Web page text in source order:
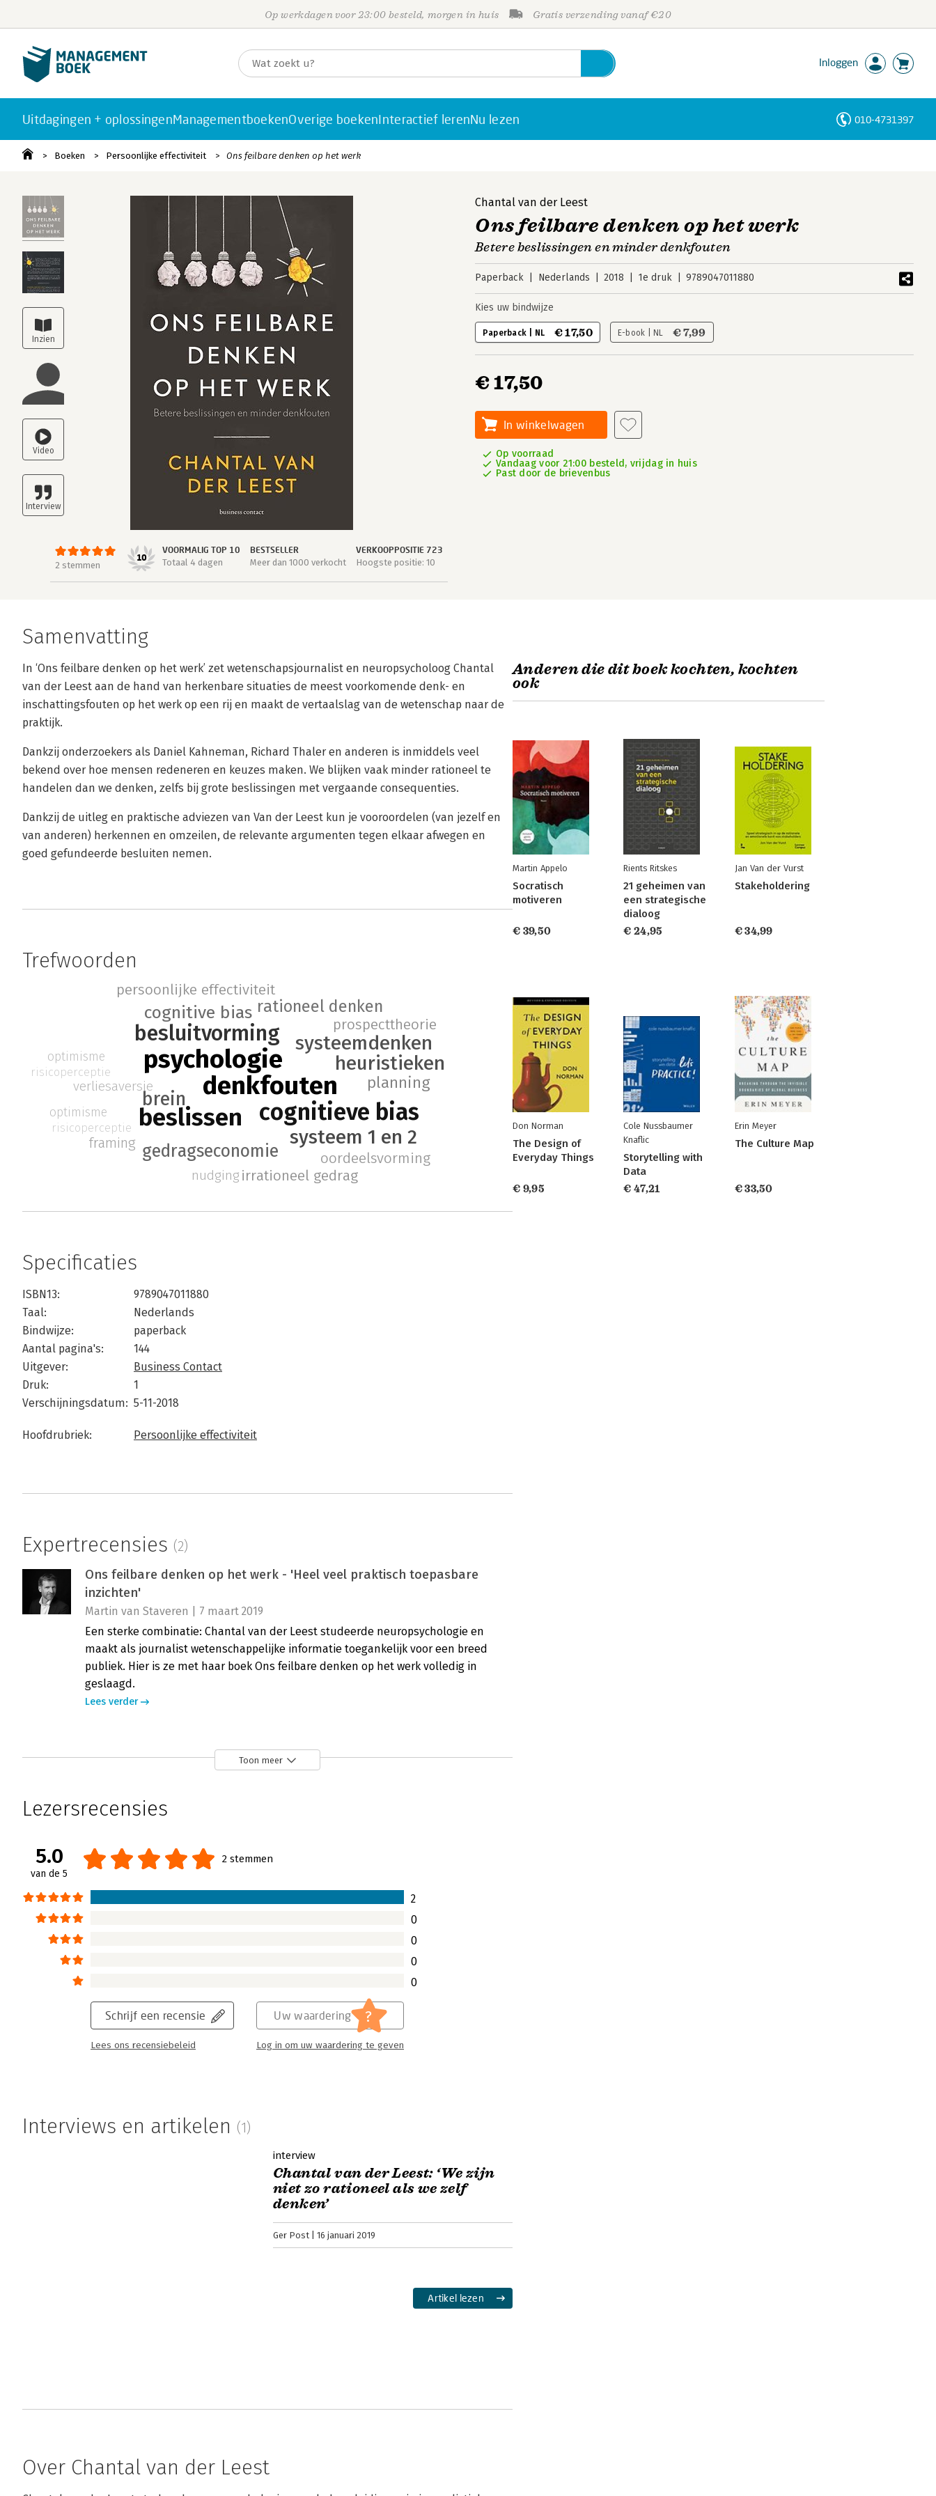
Op werkdagen voor 23:00 besteld, morgen in huis Gratis verzending vanaf €20
Inloggen
Uitdagingen + oplossingenManagementboekenOverige boekenInteractief lerenNu lezen 010-4731397
Boeken Persoonlijke effectiviteit Ons feilbare denken op het werk
2 stemmen
10
VOORMALIG TOP 10
Totaal 4 dagen
BESTSELLER
Meer dan 1000 verkocht
VERKOOPPOSITIE 723
Hoogste positie: 10
Chantal van der Leest
Ons feilbare denken op het werk
Betere beslissingen en minder denkfouten
Paperback Nederlands 2018 1e druk 9789047011880
Kies uw bindwijze
Paperback | NL € 17,50 E-book | NL € 7,99
€ 17,50
In winkelwagen
Op voorraad
Vandaag voor 21:00 besteld, vrijdag in huis
Past door de brievenbus
Samenvatting
In ‘Ons feilbare denken op het werk’ zet wetenschapsjournalist en neuropsycholoog Chantal
van der Leest aan de hand van herkenbare situaties de meest voorkomende denk- en
inschattingsfouten op het werk op een rij en maakt de vertaalslag van de wetenschap naar de
praktijk.
Dankzij onderzoekers als Daniel Kahneman, Richard Thaler en anderen is inmiddels veel
bekend over hoe mensen redeneren en keuzes maken. We blijken vaak minder rationeel te
handelen dan we denken, zelfs bij grote beslissingen met vergaande consequenties.
Dankzij de uitleg en praktische adviezen van Van der Leest kun je vooroordelen (van jezelf en
van anderen) herkennen en omzeilen, de relevante argumenten tegen elkaar afwegen en
goed gefundeerde besluiten nemen.
Trefwoorden
denkfouten
psychologie
cognitieve bias
beslissen
besluitvorming systeemdenken
heuristieken
systeem 1 en 2
gedragseconomie
brein
cognitive bias
planning
rationeel denken
prospecttheorie
oordeelsvorming
irrationeel gedrag
persoonlijke effectiviteit
verliesaversie
nudging
framing
risicoperceptie
optimisme
risicoperceptie
optimisme
Specificaties
ISBN13:
9789047011880
Taal:
Nederlands
Bindwijze:
paperback
Aantal pagina's:
144
Uitgever:
Business Contact
Druk:
1
Verschijningsdatum: 5-11-2018
Hoofdrubriek: Persoonlijke effectiviteit
Expertrecensies (2)
Ons feilbare denken op het werk - 'Heel veel praktisch toepasbare
inzichten'
Martin van Staveren | 7 maart 2019
Een sterke combinatie: Chantal van der Leest studeerde neuropsychologie en
maakt als journalist wetenschappelijke informatie toegankelijk voor een breed
publiek. Hier is ze met haar boek Ons feilbare denken op het werk volledig in
geslaagd.
Lees verder
Ons feilbare denken op het werk - 'Een goede weergave'
gaan lezen. De ondertitel 'betere beslissingen en minder denkfouten' geeft een
Lees verder
Toon meer
Lezersrecensies
5.0
van de 5
2 stemmen
2
0
0
0
0
Schrijf een recensie
Lees ons recensiebeleid
Uw waardering ?
Log in om uw waardering te geven
Interviews en artikelen (1)
interview
Chantal van der Leest: ‘We zijn
niet zo rationeel als we zelf
denken’
Ger Post 16 januari 2019
Artikel lezen
Over Chantal van der Leest
Anderen die dit boek kochten, kochten
ook
Martin Appelo
Socratisch
motiveren
€ 39,50
Rients Ritskes
21 geheimen van
een strategische
dialoog
€ 24,95
Jan Van der Vurst
Stakeholdering
€ 34,99
Don Norman
The Design of
Everyday Things
€ 9,95
Cole Nussbaumer
Knaflic
Storytelling with
Data
€ 47,21
Erin Meyer
The Culture Map
€ 33,50
Personen